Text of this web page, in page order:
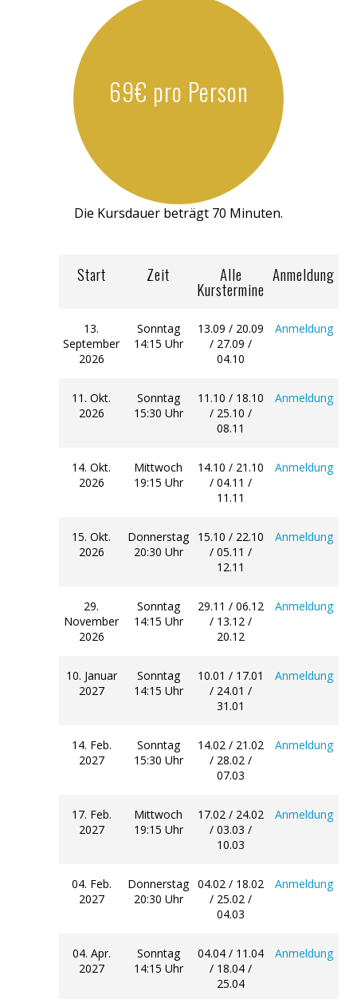
69€ pro Person
Die Kursdauer beträgt 70 Minuten.
Start Zeit Alle
Kurstermine
Anmeldung
13.
September
2026
Sonntag
14:15 Uhr
13.09 / 20.09
/ 27.09 /
04.10
Anmeldung
11. Okt.
2026
Sonntag
15:30 Uhr
11.10 / 18.10
/ 25.10 /
08.11
Anmeldung
14. Okt.
2026
Mittwoch
19:15 Uhr
14.10 / 21.10
/ 04.11 /
11.11
Anmeldung
15. Okt.
2026
Donnerstag
20:30 Uhr
15.10 / 22.10
/ 05.11 /
12.11
Anmeldung
29.
November
2026
Sonntag
14:15 Uhr
29.11 / 06.12
/ 13.12 /
20.12
Anmeldung
10. Januar
2027
Sonntag
14:15 Uhr
10.01 / 17.01
/ 24.01 /
31.01
Anmeldung
14. Feb.
2027
Sonntag
15:30 Uhr
14.02 / 21.02
/ 28.02 /
07.03
Anmeldung
17. Feb.
2027
Mittwoch
19:15 Uhr
17.02 / 24.02
/ 03.03 /
10.03
Anmeldung
04. Feb.
2027
Donnerstag
20:30 Uhr
04.02 / 18.02
/ 25.02 /
04.03
Anmeldung
04. Apr.
2027
Sonntag
14:15 Uhr
04.04 / 11.04
/ 18.04 /
25.04
Anmeldung